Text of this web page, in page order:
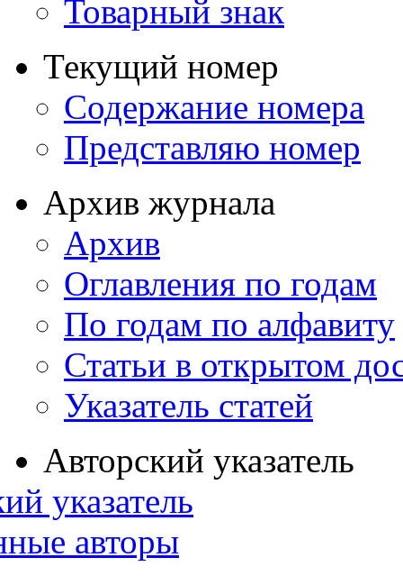
Товарный знак
Текущий номер
Содержание номера
Представляю номер
Архив журнала
Архив
Оглавления по годам
По годам по алфавиту
Статьи в открытом
Указатель статей
Авторский указатель
указатель
авторы